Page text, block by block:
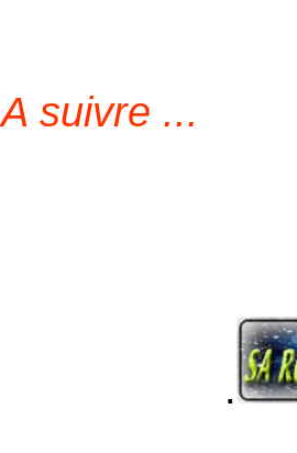
A suivre ...
.